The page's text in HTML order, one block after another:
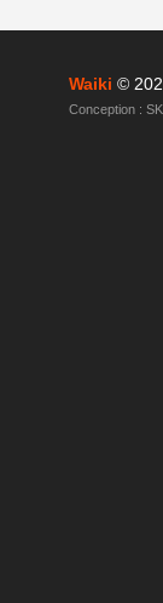
Waiki ©
Conception :